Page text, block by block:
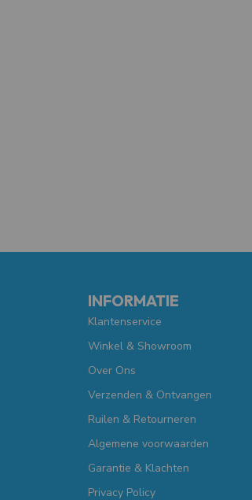
INFORMATIE
Klantenservice
Winkel & Showroom
Over Ons
Verzenden & Ontvangen
Ruilen & Retourneren
Algemene voorwaarden
Garantie & Klachten
Privacy Policy